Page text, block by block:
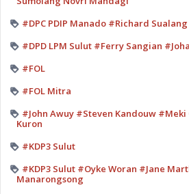
#DPC PDIP Manado #Richard Sualang
#DPD LPM Sulut #Ferry Sangian
#FOL
#FOL Mitra
#John Awuy #Steven Kandouw
Kuron
#KDP3 Sulut
#KDP3 Sulut #Oyke Woran #Jane
Manarongsong